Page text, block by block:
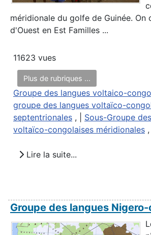
méridionale du golfe de Guinée. On
d'Ouest en Est Familles ...
11623 vues
Plus de rubriques ...
Groupe des langues voltaico-
groupe des langues voltaïco-
septentrionales , | Sous-Groupe
voltaïco-congolaises méridionales ,
Lire la suite...
Groupe des langues